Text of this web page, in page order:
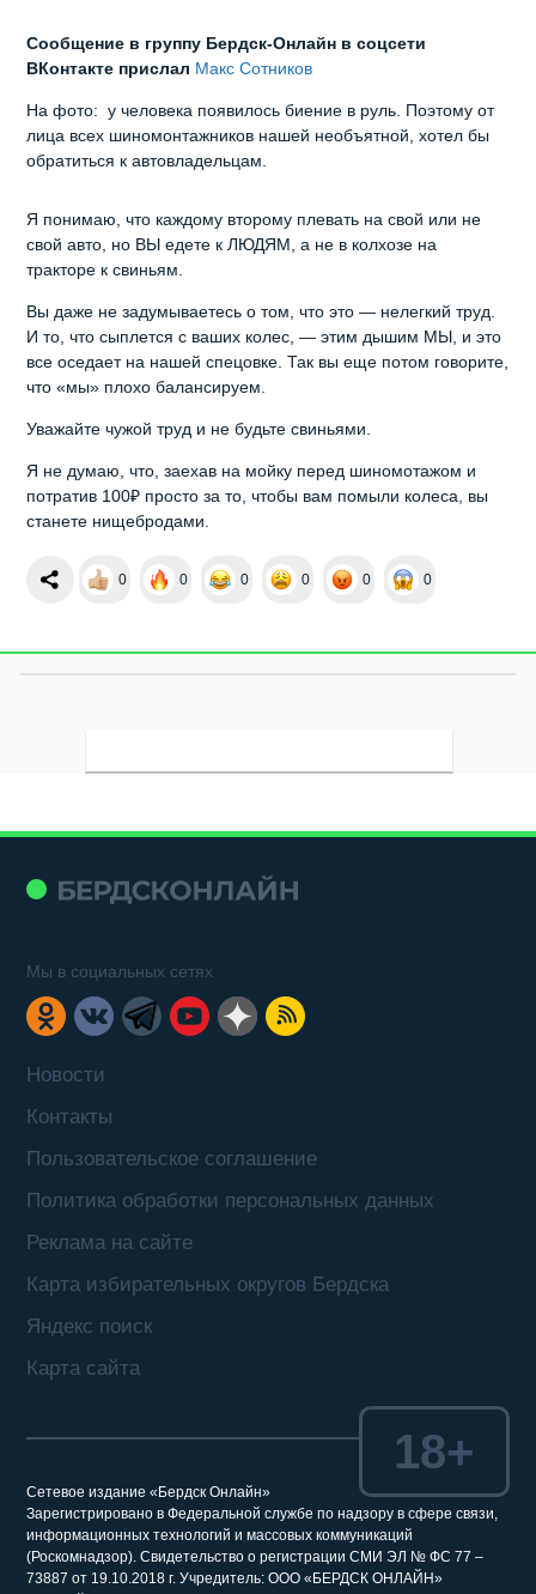
Сообщение в группу Бердск-Онлайн в соцсети
ВКонтакте прислал Макс Сотников
На фото: у человека появилось биение в руль. Поэтому от
лица всех шиномонтажников нашей необъятной, хотел бы
обратиться к автовладельцам.
Я понимаю, что каждому второму плевать на свой или не
свой авто, но ВЫ едете к ЛЮДЯМ, а не в колхозе на
тракторе к свиньям.
Вы даже не задумываетесь о том, что это — нелегкий труд.
И то, что сыплется с ваших колес, — этим дышим МЫ, и это
все оседает на нашей спецовке. Так вы еще потом говорите,
что «мы» плохо балансируем.
Уважайте чужой труд и не будьте свиньями.
Я не думаю, что, заехав на мойку перед шиномотажом и
потратив 100₽ просто за то, чтобы вам помыли колеса, вы
станете нищебродами.
0 0 0 0 0 0
Новости
Контакты
Пользовательское соглашение
Политика обработки персональных данных
Реклама на сайте
Карта избирательных округов Бердска
Яндекс поиск
Карта сайта
Мы в социальных сетях
Сетевое издание «Бердск Онлайн»
Зарегистрировано в Федеральной службе по надзору в сфере связи,
информационных технологий и массовых коммуникаций
(Роскомнадзор). Свидетельство о регистрации СМИ ЭЛ № ФС 77 –
73887 от 19.10.2018 г. Учредитель: ООО «БЕРДСК ОНЛАЙН»
18+